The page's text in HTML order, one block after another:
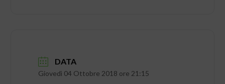
DATA
Giovedì 04 Ottobre 2018 ore 21:15